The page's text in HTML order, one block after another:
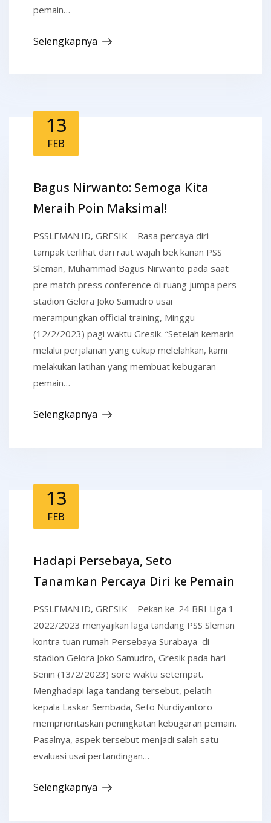
pemain…
Selengkapnya
13
FEB
Bagus Nirwanto: Semoga Kita
Meraih Poin Maksimal!
PSSLEMAN.ID, GRESIK – Rasa percaya diri
tampak terlihat dari raut wajah bek kanan PSS
Sleman, Muhammad Bagus Nirwanto pada saat
pre match press conference di ruang jumpa pers
stadion Gelora Joko Samudro usai
merampungkan official training, Minggu
(12/2/2023) pagi waktu Gresik. “Setelah kemarin
melalui perjalanan yang cukup melelahkan, kami
melakukan latihan yang membuat kebugaran
pemain…
Selengkapnya
13
FEB
Hadapi Persebaya, Seto
Tanamkan Percaya Diri ke Pemain
PSSLEMAN.ID, GRESIK – Pekan ke-24 BRI Liga 1
2022/2023 menyajikan laga tandang PSS Sleman
kontra tuan rumah Persebaya Surabaya di
stadion Gelora Joko Samudro, Gresik pada hari
Senin (13/2/2023) sore waktu setempat.
Menghadapi laga tandang tersebut, pelatih
kepala Laskar Sembada, Seto Nurdiyantoro
memprioritaskan peningkatan kebugaran pemain.
Pasalnya, aspek tersebut menjadi salah satu
evaluasi usai pertandingan…
Selengkapnya